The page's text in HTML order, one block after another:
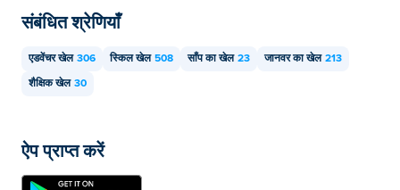
संबंधित श्रेणियाँ
एडवेंचर खेल 306 स्किल खेल 508 साँप का खेल 23 जानवर का खेल 213
शैक्षिक खेल 30
ऐप प्राप्त करें